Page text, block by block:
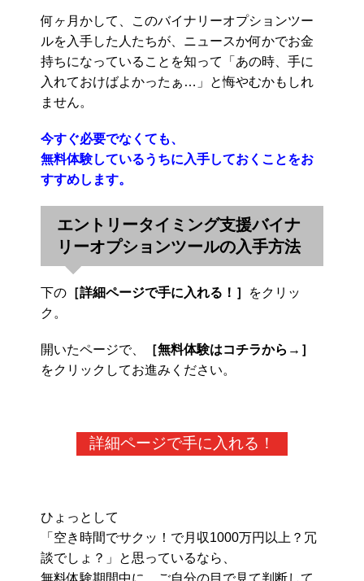
何ヶ月かして、このバイナリーオプションツー
ルを入手した人たちが、ニュースか何かでお金
持ちになっていることを知って「あの時、手に
入れておけばよかったぁ…」と悔やむかもしれ
ません。
今すぐ必要でなくても、
無料体験しているうちに入手しておくことをお
すすめします。
エントリータイミング支援バイナ
リーオプションツールの入手方法
下の ［詳細ページで手に入れる！］
をクリッ
ク。
開いたページで、
［無料体験はコチラから→］
をクリックしてお進みください。
詳細ページで手に入れる！
ひょっとして
「空き時間でサクッ！で月収1000万円以上？冗
談でしょ？」と思っているなら、
無料体験期間中に、ご自分の目で見て判断して